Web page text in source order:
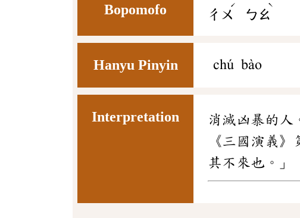
Bopomofo ㄔㄨ
ˊ
ㄅㄠ
ˋ
Hanyu Pinyin chú bào
Interpretation 消滅凶暴的人
《三國演義
其不來也。」